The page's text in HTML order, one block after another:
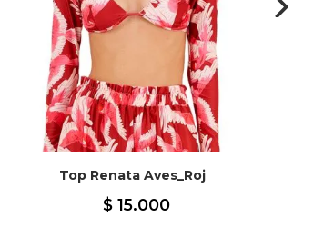
Top Renata Aves_Roj
$ 15.000